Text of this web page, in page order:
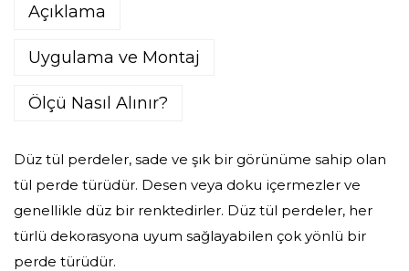
Açıklama
Uygulama ve Montaj
Ölçü Nasıl Alınır?
Düz tül perdeler, sade ve şık bir görünüme sahip olan
tül perde türüdür. Desen veya doku içermezler ve
genellikle düz bir renktedirler. Düz tül perdeler, her
türlü dekorasyona uyum sağlayabilen çok yönlü bir
perde türüdür.